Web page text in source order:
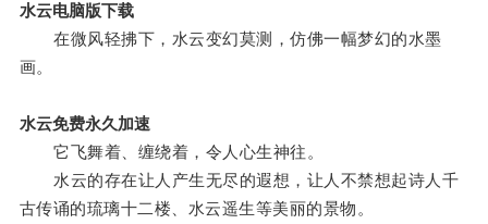
水云电脑版下载
在微风轻拂下，水云变幻莫测，仿佛一幅梦幻的水墨
画。
水云免费永久加速
它飞舞着、缠绕着，令人心生神往。
水云的存在让人产生无尽的遐想，让人不禁想起诗人千
古传诵的琉璃十二楼、水云遥生等美丽的景物。